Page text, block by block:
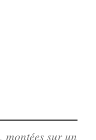
, montées sur un